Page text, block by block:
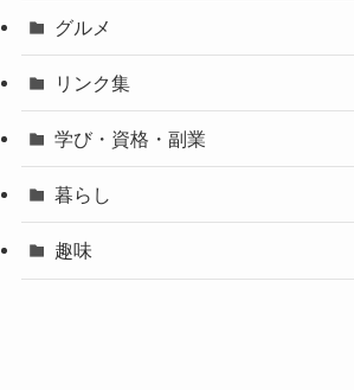
グルメ
リンク集
学び・資格・副業
暮らし
趣味